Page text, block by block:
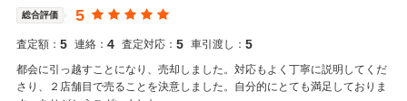
総合評価 5
査定額： 5 連絡： 4 査定対応： 5 車引渡し： 5
都会に引っ越すことになり、売却しました。対応もよく丁寧に説明してくだ
さり、２店舗目で売ることを決意しました。自分的にとても満足しておりま